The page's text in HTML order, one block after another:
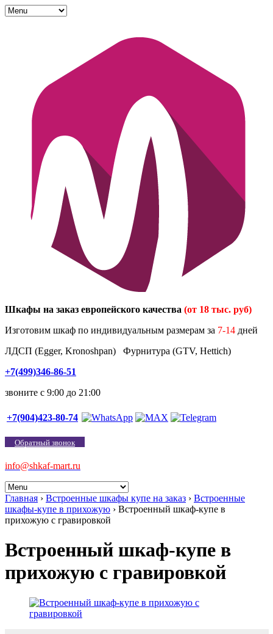
Шкафы на заказ европейского качества (от 18 тыс. руб)
Изготовим шкаф по индивидуальным размерам за 7-14 дней
ЛДСП (Egger, Kronoshpan) Фурнитура (GTV, Hettich)
+7(499)346-86-51
звоните с 9:00 до 21:00
+7(904)423-80-74
Обратный звонок
info@shkaf-mart.ru
Главная › Встроенные шкафы купе на заказ › Встроенные
шкафы-купе в прихожую › Встроенный шкаф-купе в
прихожую с гравировкой
Встроенный шкаф-купе в
прихожую с гравировкой